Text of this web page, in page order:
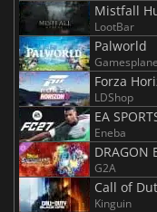
Mistfall
LootBar
Palworld
Forza
LDShop
EA
Eneba
G2A
Call of
Kinguin